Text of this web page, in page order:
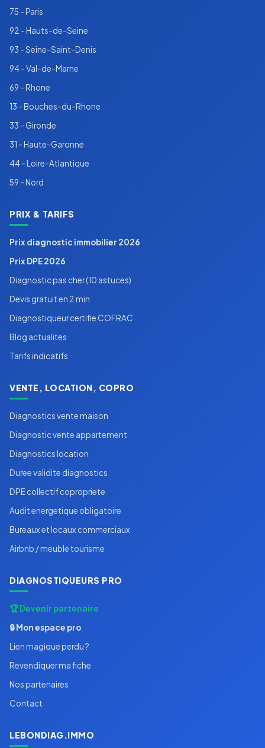
75 - Paris
92 - Hauts-de-Seine
93 - Seine-Saint-Denis
94 - Val-de-Marne
69 - Rhone
13 - Bouches-du-Rhone
33 - Gironde
31 - Haute-Garonne
44 - Loire-Atlantique
59 - Nord
PRIX & TARIFS
Prix diagnostic immobilier 2026
Prix DPE 2026
Diagnostic pas cher (10 astuces)
Devis gratuit en 2 min
Diagnostiqueur certifie COFRAC
Blog actualites
Tarifs indicatifs
VENTE, LOCATION, COPRO
Diagnostics vente maison
Diagnostic vente appartement
Diagnostics location
Duree validite diagnostics
DPE collectif copropriete
Audit energetique obligatoire
Bureaux et locaux commerciaux
Airbnb / meuble tourisme
DIAGNOSTIQUEURS PRO
🏆 Devenir partenaire
🔒 Mon espace pro
Lien magique perdu ?
Revendiquer ma fiche
Nos partenaires
Contact
LEBONDIAG.IMMO